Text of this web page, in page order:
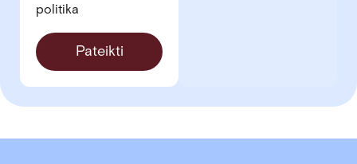
politika
Pateikti